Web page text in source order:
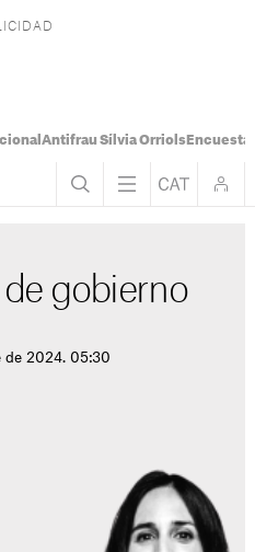
Antifrau Sílvia OrriolsEncuesta
de gobierno
de 2024. 05:30